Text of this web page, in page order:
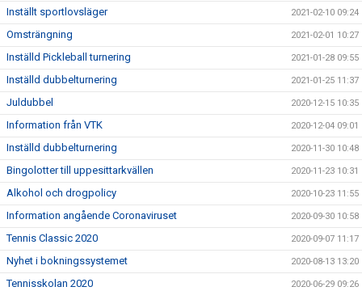
Inställt sportlovsläger 2021-02-10 09:24
Omsträngning 2021-02-01 10:27
Inställd Pickleball turnering 2021-01-28 09:55
Inställd dubbelturnering 2021-01-25 11:37
Juldubbel 2020-12-15 10:35
Information från VTK 2020-12-04 09:01
Inställd dubbelturnering 2020-11-30 10:48
Bingolotter till uppesittarkvällen 2020-11-23 10:31
Alkohol och drogpolicy 2020-10-23 11:55
Information angående Coronaviruset 2020-09-30 10:58
Tennis Classic 2020 2020-09-07 11:17
Nyhet i bokningssystemet 2020-08-13 13:20
Tennisskolan 2020 2020-06-29 09:26